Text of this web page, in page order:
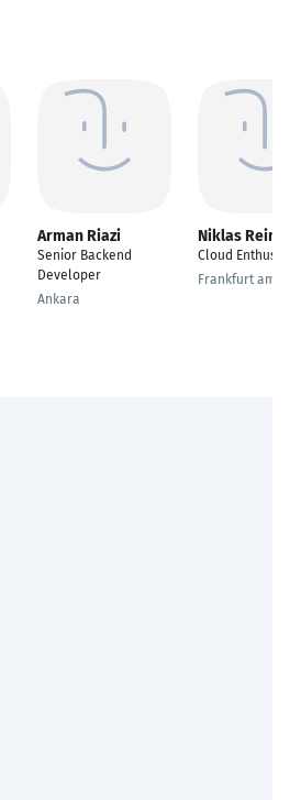
Arman Riazi
Senior Backend
Developer
Ankara
Niklas Reimche
Cloud Enthusiast
Frankfurt am Main